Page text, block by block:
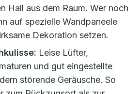
Hall aus dem Raum. Wer noch
auf spezielle Wandpaneele
Dekoration setzen.
Leise Lüfter,
und gut eingestellte
störende Geräusche. So